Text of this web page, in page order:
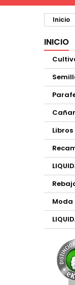
Inicio
INICIO
Libros
Moda